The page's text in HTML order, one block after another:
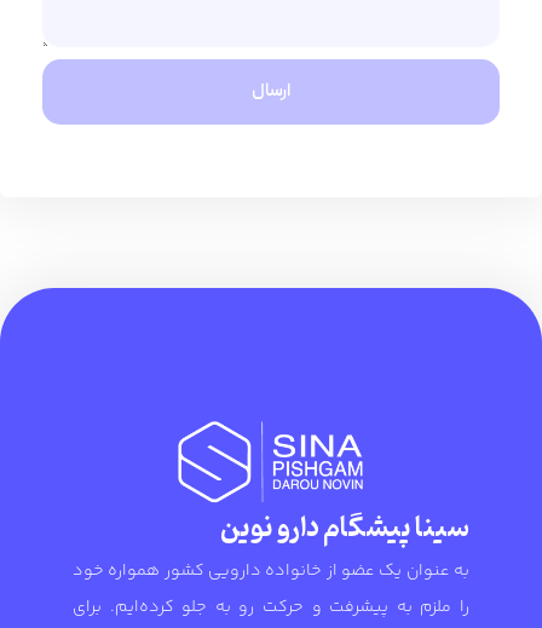
ارسال
سینا پیشگام دارو نوین
به عنوان یک عضو از خانواده دارویی کشور همواره خود
را ملزم به پیشرفت و حرکت رو به جلو کرده‌ایم. برای